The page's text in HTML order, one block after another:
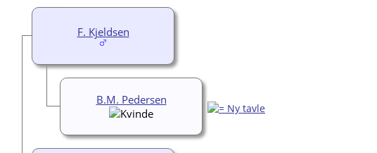
F. Kjeldsen
B.M. Pedersen